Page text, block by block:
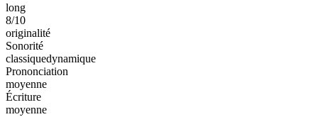
long
8/10
originalité
Sonorité
classiquedynamique
Prononciation
moyenne
Écriture
moyenne